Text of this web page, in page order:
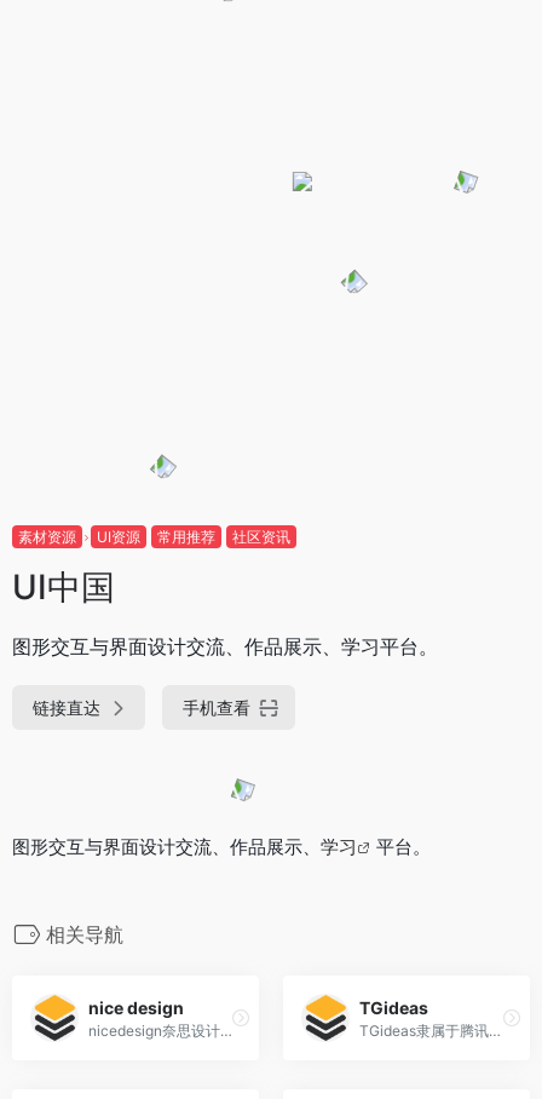
素材资源 UI资源 常用推荐 社区资讯
UI中国
图形交互与界面设计交流、作品展示、学习平台。
链接直达 手机查看
图形交互与界面设计交流、作品展示、 学习 平台。
相关导航
nice design
nicedesign奈思设计是领先的用户体验设计与互联网品牌建设公司
TGideas
TGideas隶属于腾讯公司互动娱乐业务系统的专业推广类设计团队